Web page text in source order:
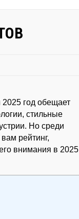
год обещает
стильные
Но среди
рейтинг,
внимания в 2025